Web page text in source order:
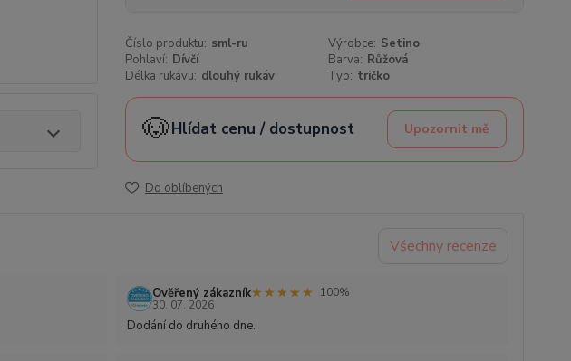
Číslo produktu: sml-ru Výrobce: Setino
Pohlaví: Dívčí Barva: Růžová
Délka rukávu: dlouhý rukáv Typ: tričko
🐶Hlídat cenu / dostupnost Upozornit mě
Do oblíbených
Všechny recenze
Ověřený zákazník★★★★★
★★★★★
100%
30. 07. 2026
Dodání do druhého dne.